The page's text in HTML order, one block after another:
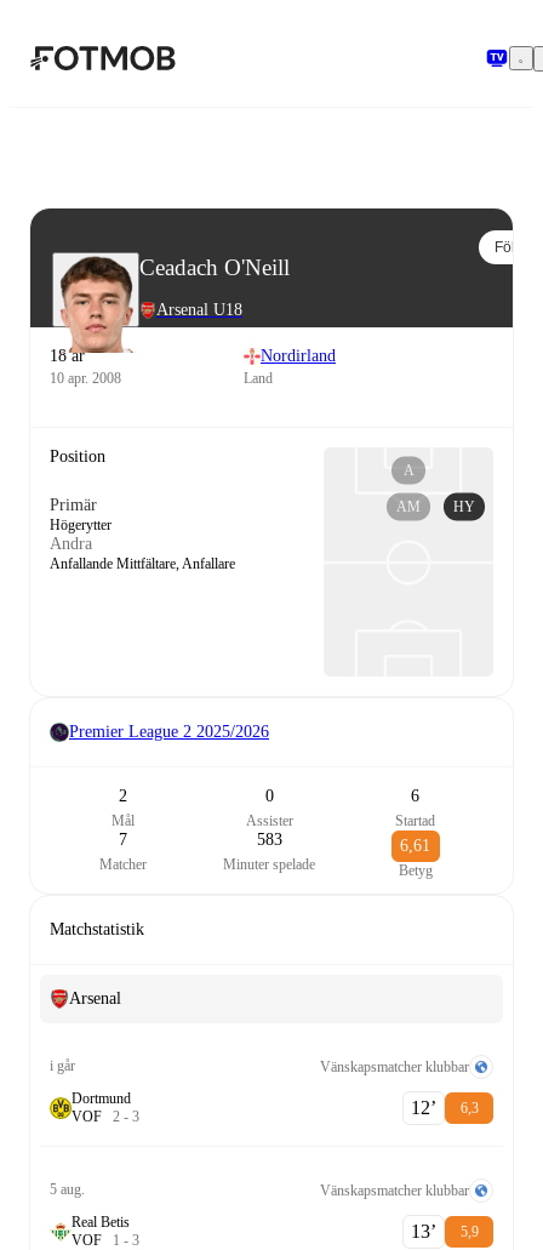
Ceadach O'Neill
Arsenal U18
Följ
18 år
10 apr. 2008
Nordirland
Land
Position
Primär
Högerytter
Andra
Anfallande Mittfältare, Anfallare
HY
AM
A
Premier League 2 2025/2026
2
Mål
0
Assister
6
Startad
7
Matcher
583
Minuter spelade
6,61
Betyg
Matchstatistik
Arsenal
i går
Vänskapsmatcher klubbar
Dortmund
VOF 2 - 3 12‎’‎ 6,3
5 aug.
Vänskapsmatcher klubbar
Real Betis
VOF 1 - 3 13‎’‎ 5,9